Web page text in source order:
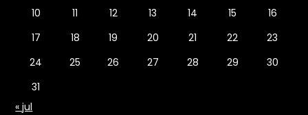
10
11 12 13 14 15
16
17
18 19 20 21 22
23
24
25 26 27 28 29
30
31
« jul